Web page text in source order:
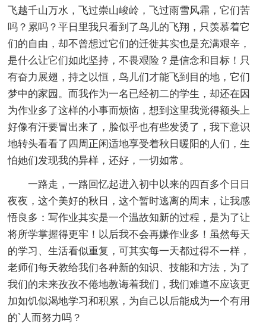
飞越千山万水，飞过崇山峻岭，飞过雨雪风霜，它们苦
吗？累吗？平日里我只看到了鸟儿的飞翔，只羡慕着它
们的自由，却不曾想过它们的迁徙其实也是充满艰辛，
是什么让它们如此坚持，不畏艰险？是信念和目标！只
有奋力展翅，持之以恒，鸟儿们才能飞到目的地，它们
梦中的家园。而我作为一名已经初二的学生，却还在因
为作业多了这样的小事而烦恼，想到这里我觉得额头上
好像有汗要冒出来了，脸似乎也有些发烫了，我下意识
地转头看看了四周正闲适地享受着秋日暖阳的人们，生
怕她们发现我的异样，还好，一切如常。
一路走，一路回忆起进入初中以来的四百多个日日
夜夜，这个美好的秋日，这个暂时逃离的周末，让我感
悟良多：写作业其实是一个温故知新的过程，是为了让
将所学掌握得更牢！以后我不会再嫌作业多！虽然每天
的学习、生活看似重复，可其实每一天都过得不一样，
老师们每天教给我们各种新的知识、技能和方法，为了
我们的未来孜孜不倦地教诲着我们，我们难道不应该更
加如饥似渴地学习和积累，为自己以后能成为一个有用
的`人而努力吗？